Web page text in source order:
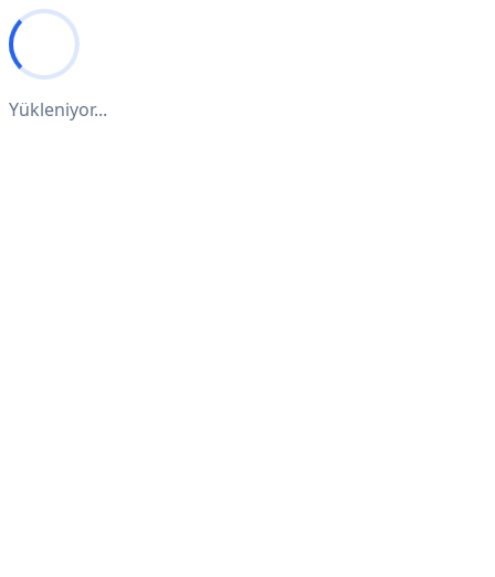
Yükleniyor...